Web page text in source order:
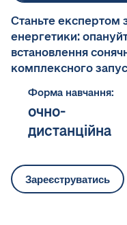
Форма навчання:
очно-
дистанційна
Станьте експертом
енергетики:
встановлення
комплексного
Зареєструватись